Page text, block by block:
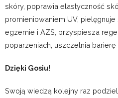
skóry, poprawia elastyczność
promieniowaniem UV, pielęgnuje
egzemie i AZS, przyspiesza
poparzeniach, uszczelnia barierę
Dzięki Gosiu!
Swoją wiedzą kolejny raz